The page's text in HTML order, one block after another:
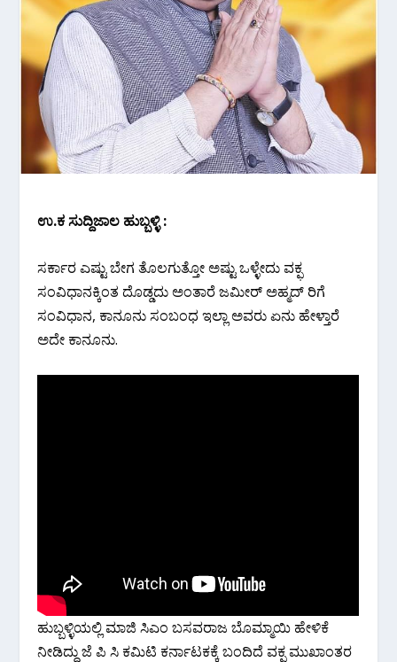
ಉ.ಕ ಸುದ್ದಿಜಾಲ ಹುಬ್ಬಳ್ಳಿ :
ಸರ್ಕಾರ ಎಷ್ಟು ಬೇಗ ತೊಲಗುತ್ತೋ ಅಷ್ಟು ಒಳ್ಳೇದು ವಕ್ಫ
ಸಂವಿಧಾನಕ್ಕಿಂತ ದೊಡ್ಡದು ಅಂತಾರೆ ಜಮೀರ್ ಅಹ್ಮದ್ ರಿಗೆ
ಸಂವಿಧಾನ, ಕಾನೂನು ಸಂಬಂಧ ಇಲ್ಲಾ ಅವರು ಏನು ಹೇಳ್ತಾರೆ
ಅದೇ ಕಾನೂನು.
ಹುಬ್ಬಳ್ಳಿಯಲ್ಲಿ ಮಾಜಿ ಸಿಎಂ ಬಸವರಾಜ ಬೊಮ್ಮಾಯಿ ಹೇಳಿಕೆ
ನೀಡಿದ್ದು ಜೆ ಪಿ ಸಿ ಕಮಿಟಿ ಕರ್ನಾಟಕಕ್ಕೆ ಬಂದಿದೆ ವಕ್ಫ ಮುಖಾಂತರ